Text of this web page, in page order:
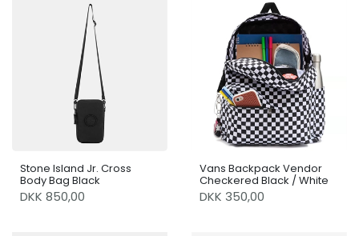
Stone Island Jr. Cross
Body Bag Black
DKK 850,00
Vans Backpack Vendor
Checkered Black / White
DKK 350,00